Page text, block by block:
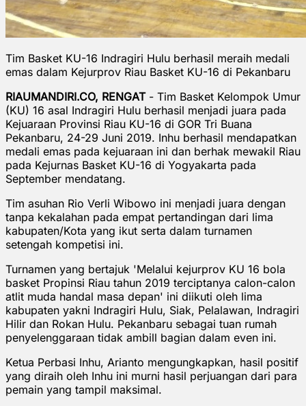
Tim Basket KU-16 Indragiri Hulu berhasil meraih medali
emas dalam Kejurprov Riau Basket KU-16 di Pekanbaru
RIAUMANDIRI.CO, RENGAT - Tim Basket Kelompok Umur
(KU) 16 asal Indragiri Hulu berhasil menjadi juara pada
Kejuaraan Provinsi Riau KU-16 di GOR Tri Buana
Pekanbaru, 24-29 Juni 2019. Inhu berhasil mendapatkan
medali emas pada kejuaraan ini dan berhak mewakil Riau
pada Kejurnas Basket KU-16 di Yogyakarta pada
September mendatang.
Tim asuhan Rio Verli Wibowo ini menjadi juara dengan
tanpa kekalahan pada empat pertandingan dari lima
kabupaten/Kota yang ikut serta dalam turnamen
setengah kompetisi ini.
Turnamen yang bertajuk 'Melalui kejurprov KU 16 bola
basket Propinsi Riau tahun 2019 terciptanya calon-calon
atlit muda handal masa depan' ini diikuti oleh lima
kabupaten yakni Indragiri Hulu, Siak, Pelalawan, Indragiri
Hilir dan Rokan Hulu. Pekanbaru sebagai tuan rumah
penyelenggaraan tidak ambill bagian dalam even ini.
Ketua Perbasi Inhu, Arianto mengungkapkan, hasil positif
yang diraih oleh Inhu ini murni hasil perjuangan dari para
pemain yang tampil maksimal.